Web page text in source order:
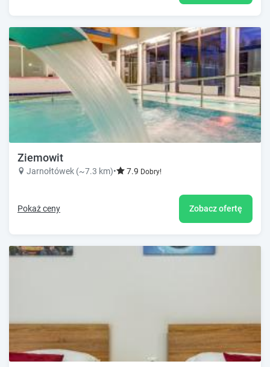
Ziemowit
Jarnołtówek (~7.3 km)• 7.9 Dobry!
Pokaż ceny Zobacz ofertę